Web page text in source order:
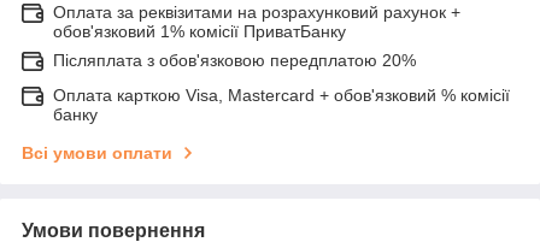
Оплата за реквізитами на розрахунковий рахунок +
обов'язковий 1% комісії ПриватБанку
Післяплата з обов'язковою передплатою 20%
Оплата карткою Visa, Mastercard + обов'язковий % комісії
банку
Всі умови оплати
Умови повернення